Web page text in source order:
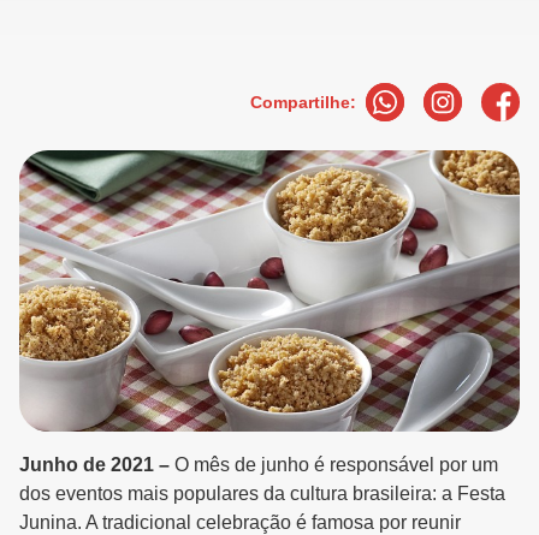
Compartilhe:
Junho de 2021 – O mês de junho é responsável por um
dos eventos mais populares da cultura brasileira: a Festa
Junina. A tradicional celebração é famosa por reunir